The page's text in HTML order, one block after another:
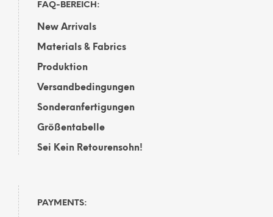
FAQ-BEREICH:
New Arrivals
Materials & Fabrics
Produktion
Versandbedingungen
Sonderanfertigungen
Größentabelle
Sei Kein Retourensohn!
PAYMENTS: